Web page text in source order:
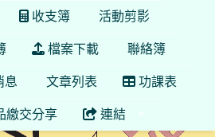
收支簿 活動剪影
檔案下載 聯絡簿
息 文章列表 功課表
繳交分享 連結